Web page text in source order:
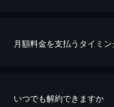
※40％ポイント還元の対象は、
月額料金を支払うタイミン
いつでも解約できますか